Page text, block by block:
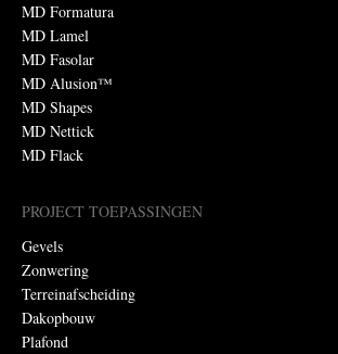
MD Formatura
MD Lamel
MD Fasolar
MD Alusion™
MD Shapes
MD Nettick
MD Flack
PROJECT TOEPASSINGEN
Gevels
Zonwering
Terreinafscheiding
Dakopbouw
Plafond